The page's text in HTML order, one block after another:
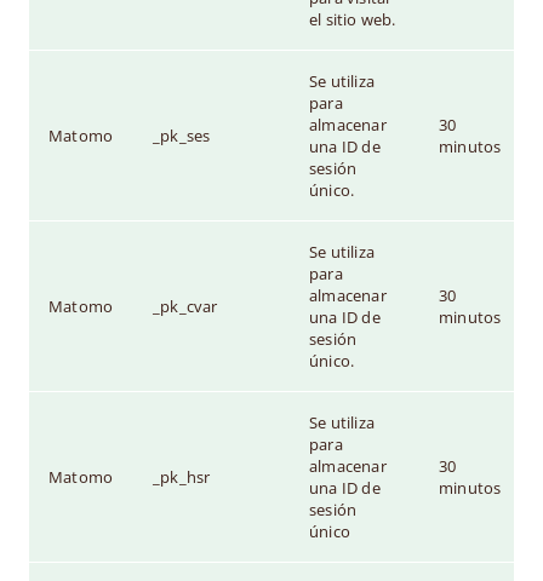
el sitio web.
Matomo _pk_ses
Se utiliza
para
almacenar
una ID de
sesión
único.
30
minutos
Matomo _pk_cvar
Se utiliza
para
almacenar
una ID de
sesión
único.
30
minutos
Matomo _pk_hsr
Se utiliza
para
almacenar
una ID de
sesión
único
30
minutos